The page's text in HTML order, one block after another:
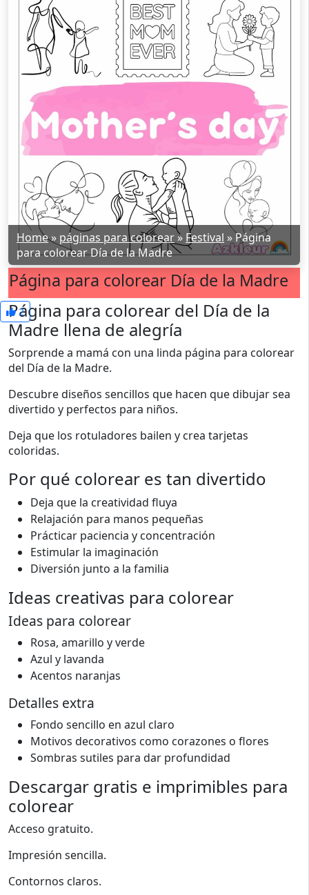
Home» páginas para colorear» Festival »Página
para colorear Día de la Madre
Página para colorear Día de la Madre
2
Página para colorear del Día de la
Madre llena de alegría
Sorprende a mamá con una linda página para colorear
del Día de la Madre.
Descubre diseños sencillos que hacen que dibujar sea
divertido y perfectos para niños.
Deja que los rotuladores bailen y crea tarjetas
coloridas.
Por qué colorear es tan divertido
Deja que la creatividad fluya
Relajación para manos pequeñas
Prácticar paciencia y concentración
Estimular la imaginación
Diversión junto a la familia
Ideas creativas para colorear
Ideas para colorear
Rosa, amarillo y verde
Azul y lavanda
Acentos naranjas
Detalles extra
Fondo sencillo en azul claro
Motivos decorativos como corazones o flores
Sombras sutiles para dar profundidad
Descargar gratis e imprimibles para
colorear
Acceso gratuito.
Impresión sencilla.
Contornos claros.